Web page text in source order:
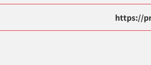
https://